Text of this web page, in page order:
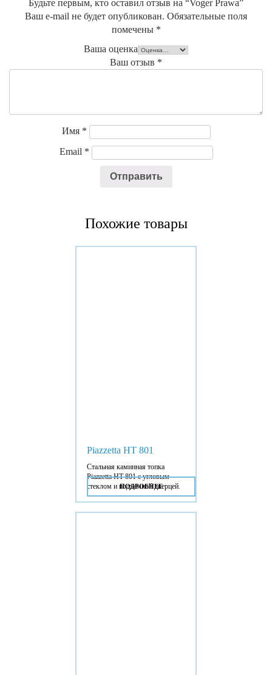
Будьте первым, кто оставил отзыв на “Voger Prawa”
Ваш e-mail не будет опубликован. Обязательные поля
помечены *
Ваша оценка
Ваш отзыв *
Имя *
Email *
Похожие товары
Piazzetta HT 801
Стальная каминная топка
Piazzetta HT 801 с угловым
стеклом и подъемной дверцей.
ПОДРОБНЕЕ